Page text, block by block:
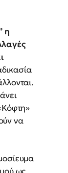
η
να